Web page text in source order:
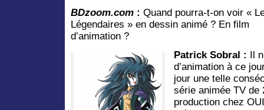
BDzoom.com : Quand pourra-t-on voir «
Légendaires » en dessin animé ? En film
d’animation ?
Patrick Sobral : Il
d’animation à ce
jour une telle
série animée TV de
production chez